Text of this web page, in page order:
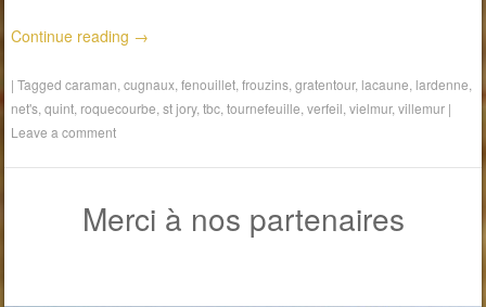
Continue reading →
|Taggedcaraman ,cugnaux ,fenouillet ,frouzins ,gratentour, lacaune lardenne
net's ,quint roquecourbe ,st jory,tbc ,tournefeuille ,verfeil ,vielmur,villemur |
Leave a comment
Merci à nos partenaires